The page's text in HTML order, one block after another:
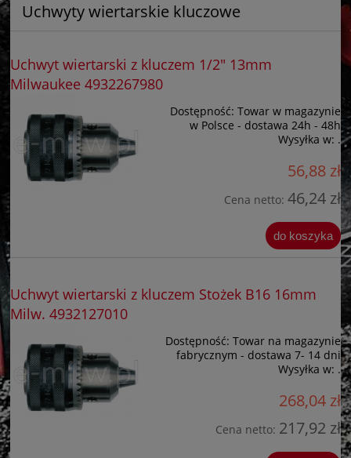
Uchwyty wiertarskie kluczowe
Uchwyt wiertarski z kluczem 1/2" 13mm
Milwaukee 4932267980
Dostępność: Towar w magazynie
w Polsce - dostawa 24h - 48h
Wysyłka w: .
56,88 zł
Cena netto: 46,24 zł
do koszyka
Uchwyt wiertarski z kluczem Stożek B16 16mm
Milw. 4932127010
Dostępność: Towar na magazynie
fabrycznym - dostawa 7- 14 dni
Wysyłka w: .
268,04 zł
Cena netto: 217,92 zł